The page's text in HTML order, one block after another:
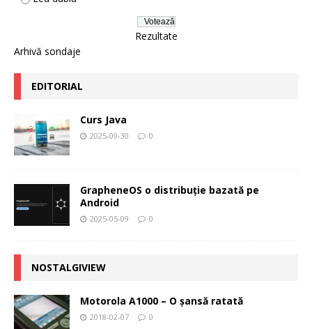
Rezultate
Arhivă sondaje
EDITORIAL
Curs Java
2025-09-30 0
GrapheneOS o distribuție bazată pe
Android
2025-05-09 0
NOSTALGIVIEW
Motorola A1000 – O şansă ratată
2018-02-07 0